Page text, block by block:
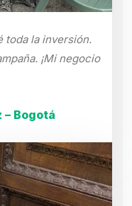
toda la inversión.
¡Mi negocio
Bogotá